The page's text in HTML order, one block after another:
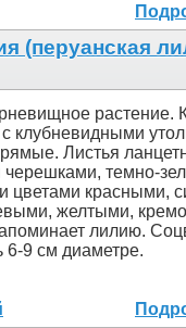
(перуанская
растение.
с клубневидными
Листья
черешками, темно-
цветами красными,
желтыми,
лилию.
6-9 см диаметре.